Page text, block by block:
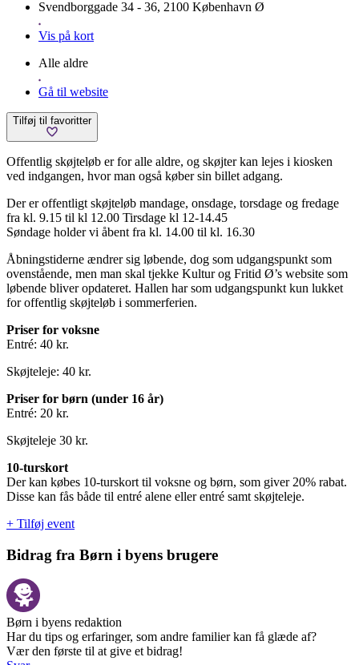
Svendborggade 34 - 36, 2100 København Ø
Vis på kort
Alle aldre
Gå til website
Tilføj til favoritter
Offentlig skøjteløb er for alle aldre, og skøjter kan lejes i kiosken
ved indgangen, hvor man også køber sin billet adgang.
Der er offentligt skøjteløb mandage, onsdage, torsdage og fredage
fra kl. 9.15 til kl 12.00 Tirsdage kl 12-14.45
Søndage holder vi åbent fra kl. 14.00 til kl. 16.30
Åbningstiderne ændrer sig løbende, dog som udgangspunkt som
ovenstående, men man skal tjekke Kultur og Fritid Ø’s website som
løbende bliver opdateret. Hallen har som udgangspunkt kun lukket
for offentlig skøjteløb i sommerferien.
Priser for voksne
Entré: 40 kr.
Skøjteleje: 40 kr.
Priser for børn (under 16 år)
Entré: 20 kr.
Skøjteleje 30 kr.
10-turskort
Der kan købes 10-turskort til voksne og børn, som giver 20% rabat.
Disse kan fås både til entré alene eller entré samt skøjteleje.
+ Tilføj event
Bidrag fra Børn i byens brugere
Børn i byens redaktion
Har du tips og erfaringer, som andre familier kan få glæde af?
Vær den første til at give et bidrag!